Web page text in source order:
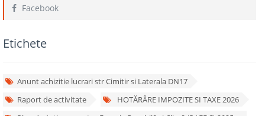
Facebook
Etichete
Anunt achizitie lucrari str Cimitir si Laterala DN17
Raport de activitate
HOTĂRÂRE IMPOZITE SI TAXE 2026